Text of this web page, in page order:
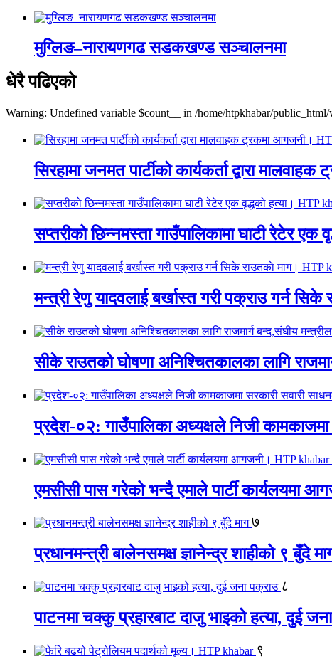
मुग्लिङ–नारायणगढ सडकखण्ड सञ्चालनमा
धेरै पढिएको
Warning: Undefined variable $count__ in /home/htpkhabar/
सिरहामा जनमत पार्टीको कार्यकर्ता द्वारा
सप्तरीको छिन्नमस्ता गाउँपालिकामा घाटी रेटेर
मन्त्री रेणु यादवलाई बर्खास्त गरी पक्राउ गर्न
सीके राउतको घोषणा अनिश्चितकालका लागि
प्रदेश-०२: गाउँपालिका अध्यक्षले निजी
एमसीसी पास गरेको भन्दै एमाले पार्टी
७
प्रधानमन्त्री बालेनसमक्ष ज्ञानेन्द्र शाहीको ९ बुँदे
८
पाटनमा चक्कु प्रहारबाट दाजु भाइको हत्या, दुई
९